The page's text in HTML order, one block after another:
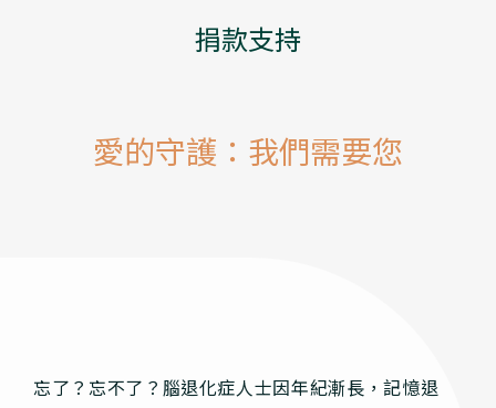
捐款支持
愛的守護：我們需要您
忘了？忘不了？腦退化症人士因年紀漸長，記憶退